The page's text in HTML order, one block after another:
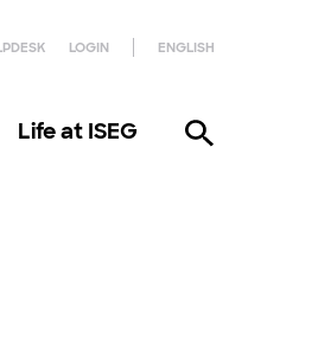
LOGIN ENGLISH
Life at ISEG